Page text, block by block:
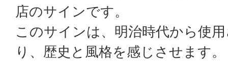
店のサインです。
このサインは、明治時代から使
り、歴史と風格を感じさせます。